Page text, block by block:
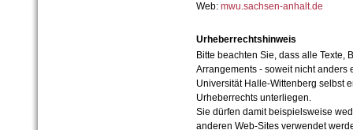
Web: mwu.sachsen-anhalt.de
Urheberrechtshinweis
Bitte beachten Sie, dass alle Texte,
Arrangements - soweit nicht anders
Universität Halle-Wittenberg selbst
Urheberrechts unterliegen.
Sie dürfen damit beispielsweise
anderen Web-Sites verwendet